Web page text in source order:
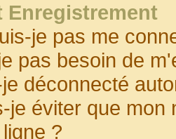
Enregistrement
je pas me
pas besoin de
déconnecté
je éviter que
?